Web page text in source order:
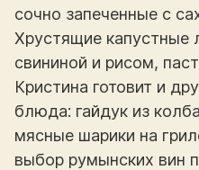
сочно запеченные с
Хрустящие капустные
свининой и рисом,
Кристина готовит и
блюда: гайдук из
мясные шарики на
выбор румынских вин